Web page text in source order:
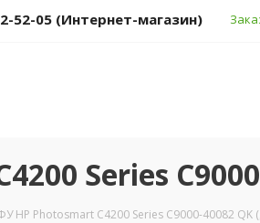
52-05 (Интернет-магазин)
Series
HP Photosmart C4200 Series C9000-40082 QK